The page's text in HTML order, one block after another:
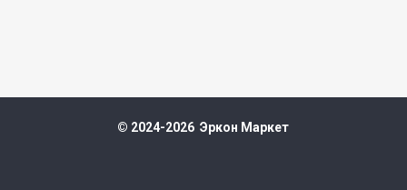
© 2024-2026 Эркон Маркет